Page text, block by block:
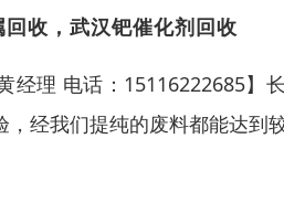
收，武汉钯催化剂回收
经理 电话：15116222685】
经我们提纯的废料都能达到